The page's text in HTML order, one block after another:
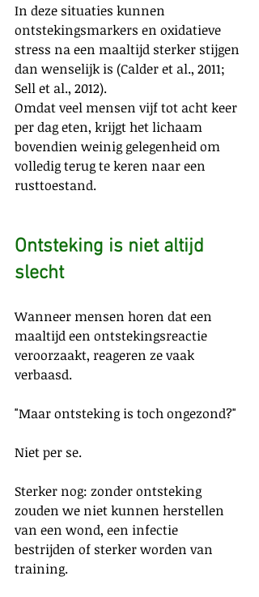
In deze situaties kunnen
ontstekingsmarkers en oxidatieve
stress na een maaltijd sterker stijgen
dan wenselijk is (Calder et al., 2011;
Sell et al., 2012).
Omdat veel mensen vijf tot acht keer
per dag eten, krijgt het lichaam
bovendien weinig gelegenheid om
volledig terug te keren naar een
rusttoestand.
Ontsteking is niet altijd
slecht
Wanneer mensen horen dat een
maaltijd een ontstekingsreactie
veroorzaakt, reageren ze vaak
verbaasd.
"Maar ontsteking is toch ongezond?"
Niet per se.
Sterker nog: zonder ontsteking
zouden we niet kunnen herstellen
van een wond, een infectie
bestrijden of sterker worden van
training.